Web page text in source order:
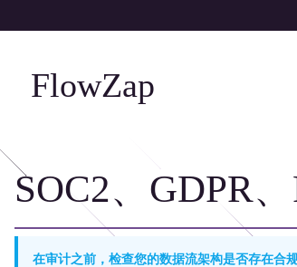
FlowZap
SOC2、GDPR
在审计之前，检查您的数据流架构是否存在合规